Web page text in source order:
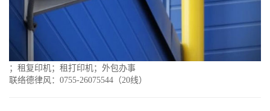
；租复印机；租打印机；外包办事
联络德律风：0755-26075544（20线）